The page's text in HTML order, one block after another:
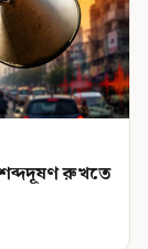
রুখতে